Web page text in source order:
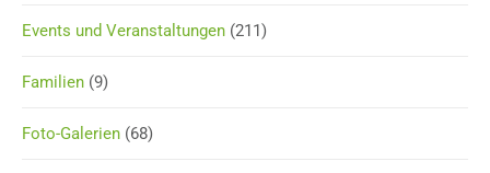
Events und Veranstaltungen (211)
Familien (9)
Foto-Galerien (68)